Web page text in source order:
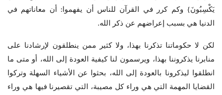
يَكْسِبُونَ} وكم كرر في القرآن للناس أن يفهموا: أن معاناتهم في
الدنيا هي بسبب إعراضهم عن ذكر الله.
لكن لا حكوماتنا تذكرنا بهذا، ولا كثير ممن ينطلقون لإرشادنا على
منابرنا يذكروننا بهذا، ويرسمون لنا كيفية العودة إلى الله، أو متى ما
انطلقوا ليذكرونا بالعودة إلى الله، بحثوا عن الأشياء السهلة وتركوا
القضايا المهمة التي هي وراء كل مصيبة، التي تقصيرنا فيها هي وراء